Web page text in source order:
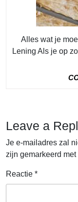
Alles wat je
Lening Als je op
Leave a
Je e-mailadres zal
zijn gemarkeerd met
Reactie *